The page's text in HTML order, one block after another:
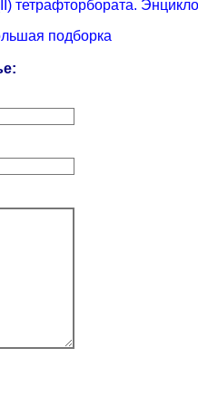
тетрафторбората.
подборка